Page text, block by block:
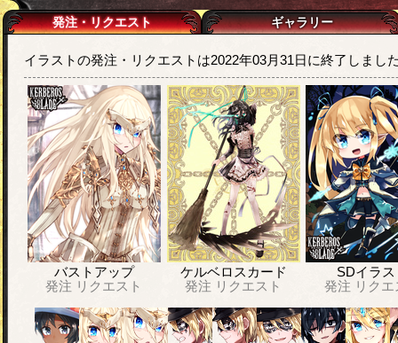
発注・リクエスト ギャラリー
イラストの発注・リクエストは2022年03月31日に終了しまし
バストアップ
発注 リクエスト
ケルベロスカード
発注 リクエスト
SDイラス
発注 リク